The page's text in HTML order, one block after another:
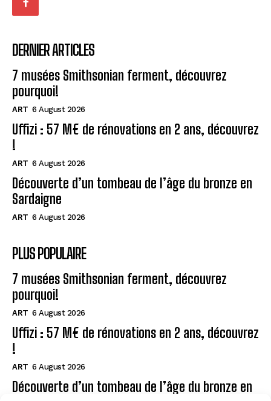
DERNIER ARTICLES
7 musées Smithsonian ferment, découvrez
pourquoi!
ART 6 August 2026
Uffizi : 57 M€ de rénovations en 2 ans, découvrez
!
ART 6 August 2026
Découverte d’un tombeau de l’âge du bronze en
Sardaigne
ART 6 August 2026
PLUS POPULAIRE
7 musées Smithsonian ferment, découvrez
pourquoi!
ART 6 August 2026
Uffizi : 57 M€ de rénovations en 2 ans, découvrez
!
ART 6 August 2026
Découverte d’un tombeau de l’âge du bronze en